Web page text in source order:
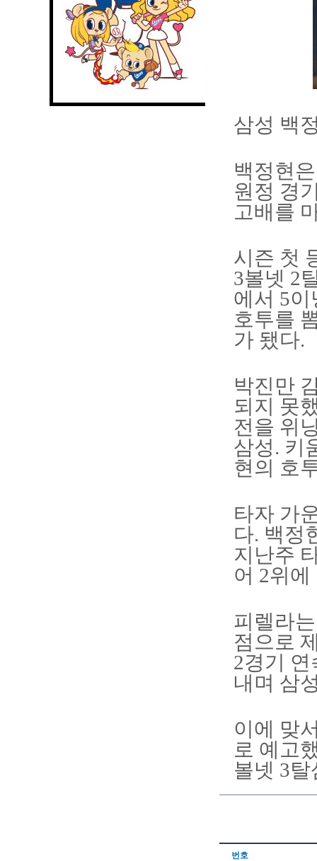
삼성 백
백정현
원정 경
고배를
시즌 첫
3볼넷 2
에서 5
호투를
가 됐다.
박진만
되지 못
전을 위
삼성. 키
현의 호
타자 가
다. 백정
지난주
어 2위에
피렐라
점으로
2경기
내며 삼
이에 맞
로 예고
볼넷 3
번호